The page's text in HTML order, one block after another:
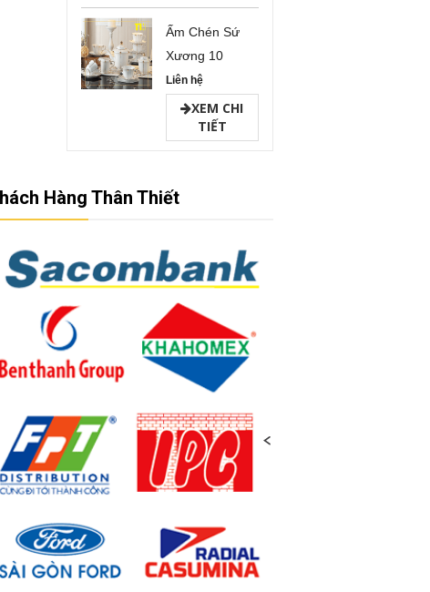
Ấm Chén Sứ
Xương 10
Liên hệ
XEM CHI
TIẾT
Hàng Thân Thiết